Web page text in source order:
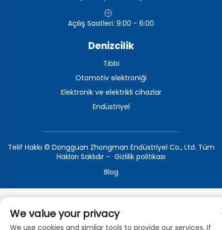
Açılış Saatleri: 9:00 - 6:00
Denizcilik
Tıbbi
Otomotiv elektroniği
Elektronik ve elektrikli cihazlar
Endüstriyel
Telif Hakkı © Dongguan Zhongman Endüstriyel Co., Ltd. Tüm
Hakları Saklıdır - Gizlilik politikası
Blog
We value your privacy
We use cookies and similar tools to provide our services. If